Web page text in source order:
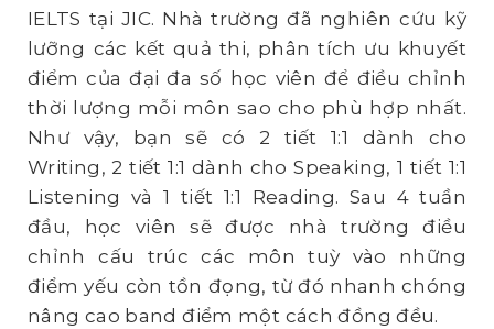
IELTS tại JIC. Nhà trường đã nghiên cứu kỹ
lưỡng các kết quả thi, phân tích ưu khuyết
điểm của đại đa số học viên để điều chỉnh
thời lượng mỗi môn sao cho phù hợp nhất.
Như vậy, bạn sẽ có 2 tiết 1:1 dành cho
Writing, 2 tiết 1:1 dành cho Speaking, 1 tiết 1:1
Listening và 1 tiết 1:1 Reading. Sau 4 tuần
đầu, học viên sẽ được nhà trường điều
chỉnh cấu trúc các môn tuỳ vào những
điểm yếu còn tồn đọng, từ đó nhanh chóng
nâng cao band điểm một cách đồng đều.